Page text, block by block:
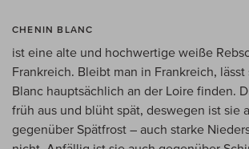
CHENIN BLANC
ist eine alte und hochwertige weiße
Frankreich. Bleibt man in Frankreich,
Blanc hauptsächlich an der Loire finden.
früh aus und blüht spät, deswegen ist sie
gegenüber Spätfrost – auch starke